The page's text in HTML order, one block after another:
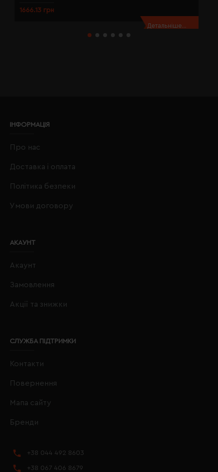
1666.13 грн
Детальніше...
ІНФОРМАЦІЯ
Про нас
Доставка і оплата
Політика безпеки
Умови договору
АКАУНТ
Акаунт
Замовлення
Акції та знижки
СЛУЖБА ПІДТРИМКИ
Контакти
Повернення
Мапа сайту
Бренди
+38 044 492 8603
+38 067 406 8679